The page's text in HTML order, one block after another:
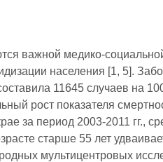
важной медико-
населения [1, 5].
11645 случаев на
рост показателя
за период 2003-2011 гг.,
старше 55 лет
мультицентровых